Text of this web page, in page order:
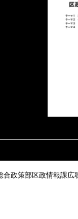
合政策部区政情報課広